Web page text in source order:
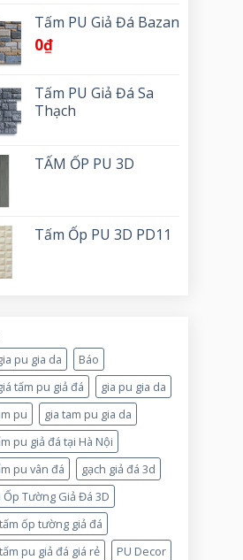
Tấm PU Giả Đá Bazan
0₫
Tấm PU Giả Đá Sa
Thạch
TẤM ỐP PU 3D
Tấm Ốp PU 3D PD11
pu gia da
Báo
tấm pu giả đá
gia pu gia da
pu
gia tam pu gia da
pu giả đá tại Hà Nội
pu vân đá
gạch giả đá 3d
Ốp Tường Giả Đá 3D
ốp tường giả đá
pu giả đá giá rẻ
PU Decor